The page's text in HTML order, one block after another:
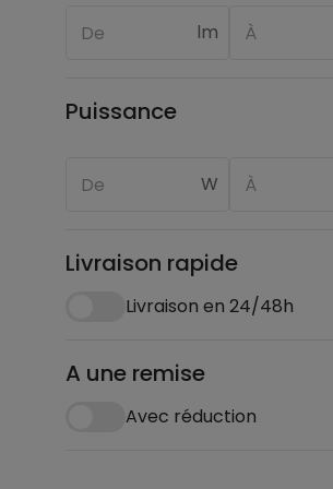
lm
Puissance
W
Livraison rapide
Livraison en 24/48h
A une remise
Avec réduction